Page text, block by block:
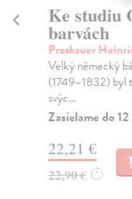
Prostředky
o politice
Agamben
Eseje obsažené v
zamyšlením nad
r...
Zasielame do
7,28 €
7,50 € ?